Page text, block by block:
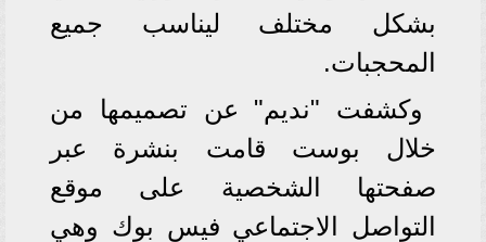
بشكل مختلف ليناسب جميع
المحجبات.
وكشفت "نديم" عن تصميمها من
خلال بوست قامت بنشرة عبر
صفحتها الشخصية على موقع
التواصل الاجتماعي فيس بوك وهي